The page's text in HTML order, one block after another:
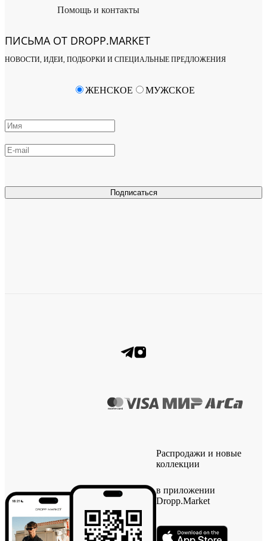
Помощь и контакты
ПИСЬМА ОТ DROPP.MARKET
НОВОСТИ, ИДЕИ, ПОДБОРКИ И СПЕЦИАЛЬНЫЕ ПРЕДЛОЖЕНИЯ
Подписаться
ЖЕНСКОЕ МУЖСКОЕ
Распродажи и новые
коллекции
в приложении
Dropp.Market